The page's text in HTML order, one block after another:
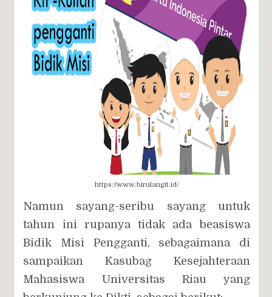
https://www.birulangit.id/
Namun sayang-seribu sayang untuk
tahun ini rupanya tidak ada beasiswa
Bidik Misi Pengganti, sebagaimana di
sampaikan Kasubag Kesejahteraan
Mahasiswa Universitas Riau yang